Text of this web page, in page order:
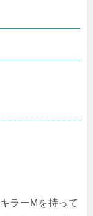
ラーMを持って